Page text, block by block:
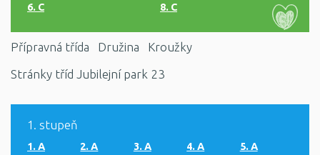
6. C 8. C
Přípravná třída Družina
Kroužky
Stránky tříd Jubilejní park 23
1. stupeň
1. A 2. A 3. A 4. A 5. A